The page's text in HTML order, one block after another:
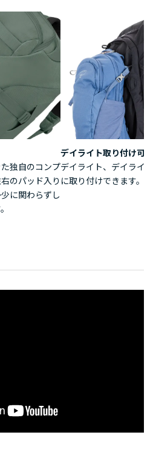
独自のコンプ
のパッド入り
に関わらずし
デイライト取り付け可能
デイライト、デイライ
に取り付けできます。